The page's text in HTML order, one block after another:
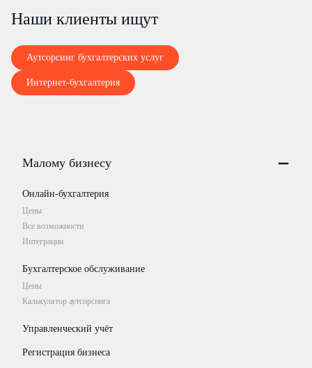
Наши клиенты ищут
Аутсорсинг бухгалтерских услуг
Интернет-бухгалтерия
Малому бизнесу
Онлайн-бухгалтерия
Цены
Все возможности
Интеграции
Бухгалтерское обслуживание
Цены
Калькулятор аутсорсинга
Управленческий учёт
Регистрация бизнеса